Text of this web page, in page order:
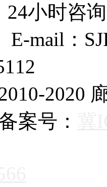
24小时咨
E-mail：
2020
案号：